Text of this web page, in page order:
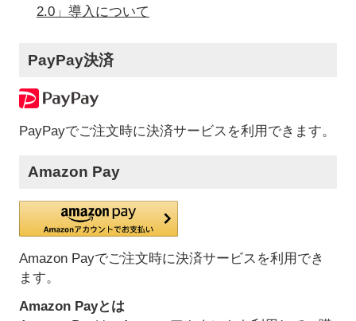
2.0」導入について
PayPay決済
PayPayでご注文時に決済サービスを利用できます。
Amazon Pay
Amazon Payでご注文時に決済サービスを利用でき
ます。
Amazon Payとは